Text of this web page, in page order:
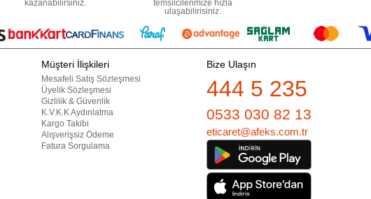
kazanabilirsiniz.
temsilcilerimize hızla
ulaşabilirisiniz.
Müşteri İlişkileri
Mesafeli Satış Sözleşmesi
Üyelik Sözleşmesi
Gizlilik & Güvenlik
K.V.K.K Aydınlatma
Kargo Takibi
Alışverişsiz Ödeme
Fatura Sorgulama
Bize Ulaşın
444 5 235
0533 030 82 13
eticaret@afeks.com.tr